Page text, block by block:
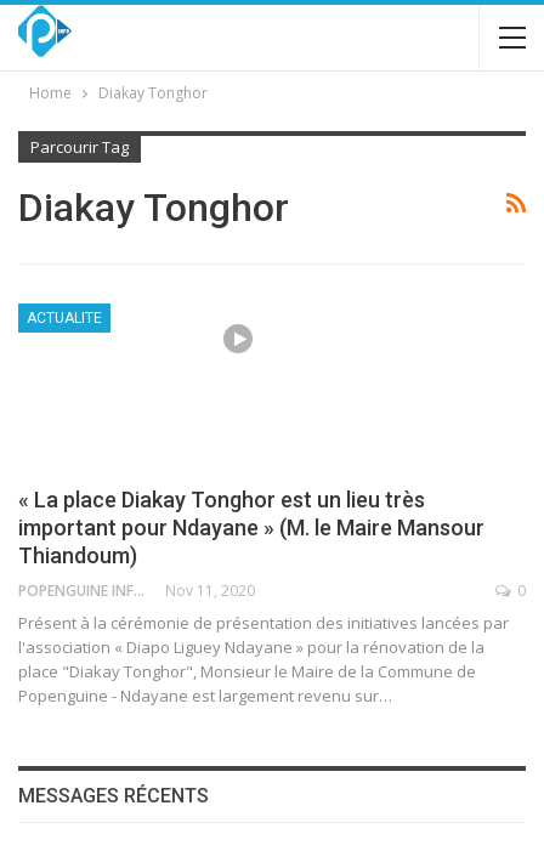
Home Diakay Tonghor
Parcourir Tag
Diakay Tonghor
ACTUALITE
« La place Diakay Tonghor est un lieu très
important pour Ndayane » (M. le Maire Mansour
Thiandoum)
POPENGUINE INFO Nov 11, 2020 0
Présent à la cérémonie de présentation des initiatives lancées par
l'association « Diapo Liguey Ndayane » pour la rénovation de la
place "Diakay Tonghor", Monsieur le Maire de la Commune de
Popenguine - Ndayane est largement revenu sur…
MESSAGES RÉCENTS